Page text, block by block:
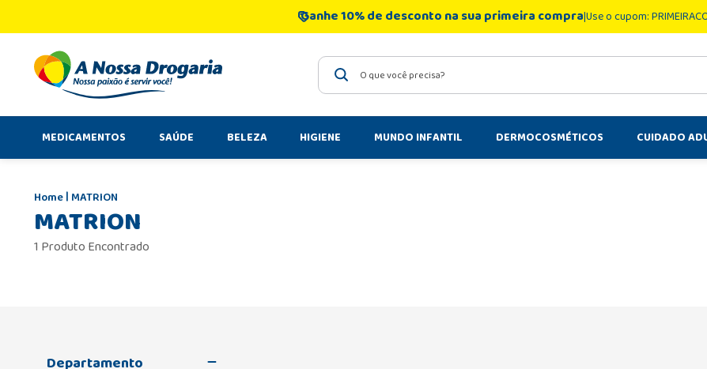
Ganhe 10% de desconto na sua primeira compraUse o cupom:
O que você precisa?
MEDICAMENTOS SAÚDE BELEZA HIGIENE MUNDO INFANTIL DERMOCOSMÉTICOS CUIDADO
MATRION
MATRION
1 Produto Encontrado
Departamento